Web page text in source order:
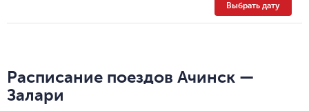
Выбрать дату
Расписание поездов Ачинск —
Залари